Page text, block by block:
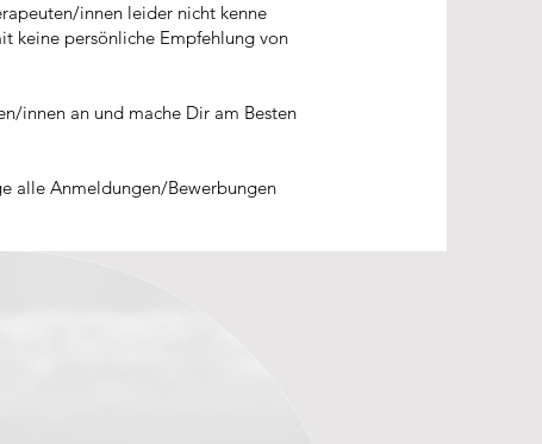
innen leider nicht kenne
keine persönliche Empfehlung von
innen an und mache Dir am Besten
alle Anmeldungen/Bewerbungen